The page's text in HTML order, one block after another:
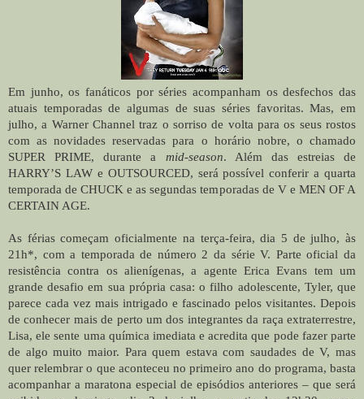
Em junho, os fanáticos por séries acompanham os desfechos das
atuais temporadas de algumas de suas séries favoritas. Mas, em
julho, a Warner Channel traz o sorriso de volta para os seus rostos
com as novidades reservadas para o horário nobre, o chamado
SUPER PRIME, durante a mid-season. Além das estreias de
HARRY’S LAW e OUTSOURCED, será possível conferir a quarta
temporada de CHUCK e as segundas temporadas de V e MEN OF A
CERTAIN AGE.
As férias começam oficialmente na terça-feira, dia 5 de julho, às
21h*, com a temporada de número 2 da série V. Parte oficial da
resistência contra os alienígenas, a agente Erica Evans tem um
grande desafio em sua própria casa: o filho adolescente, Tyler, que
parece cada vez mais intrigado e fascinado pelos visitantes. Depois
de conhecer mais de perto um dos integrantes da raça extraterrestre,
Lisa, ele sente uma química imediata e acredita que pode fazer parte
de algo muito maior. Para quem estava com saudades de V, mas
quer relembrar o que aconteceu no primeiro ano do programa, basta
acompanhar a maratona especial de episódios anteriores – que será